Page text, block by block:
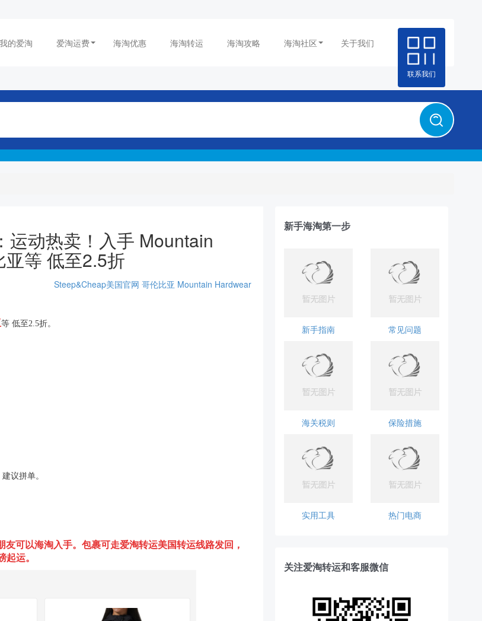
我的爱淘 爱淘运费 海淘优惠 海淘转运 海淘攻略 海淘社区 关于我们
联系我们
运动热卖！入手 Mountain
等 低至2.5折
Steep&Cheap美国官网 哥伦比亚 Mountain Hardwear
等 低至2.5折。
议拼单。
可以海淘入手。包裹可走爱淘转运美国转运线路发回，
运。
新手海淘第一步
新手指南 常见问题
海关税则 保险措施
实用工具 热门电商
关注爱淘转运和客服微信